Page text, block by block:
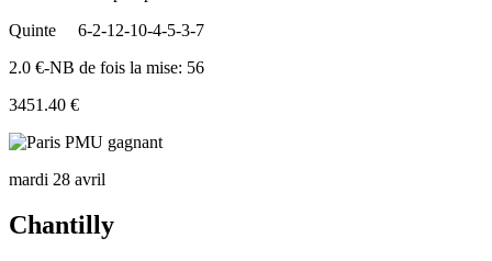
Quinte
6-2-12-10-4-5-3-7
2.0 €-NB de fois la mise: 56
3451.40 €
mardi 28 avril
Chantilly